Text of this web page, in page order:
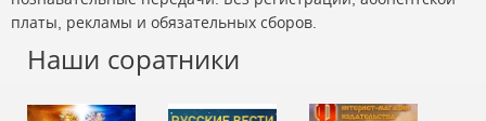
платы, рекламы и обязательных сборов.
Наши соратники